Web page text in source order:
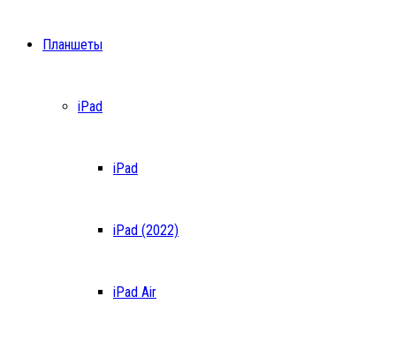
Планшеты
iPad
iPad
iPad (2022)
iPad Air